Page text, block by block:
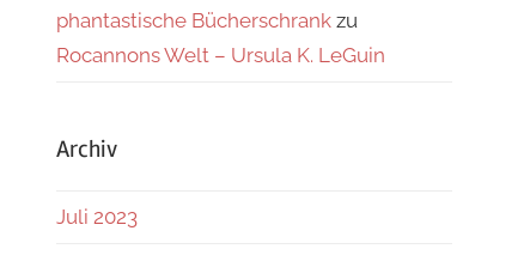
phantastische Bücherschrank zu
Rocannons Welt – Ursula K. LeGuin
Archiv
Juli 2023